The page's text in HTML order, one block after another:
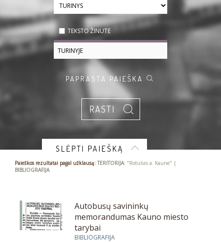
TEKSTO ŽINUTĖ
PAPRASTA PAIEŠKA
SLĖPTI PAIEŠKĄ
Paieškos rezultatai pagal užklausą: TERITORIJA: "Rotušės a. Kaune" |
BIBLIOGRAFIJA
Autobusų savininkų
memorandumas Kauno miesto
tarybai
BIBLIOGRAFIJA